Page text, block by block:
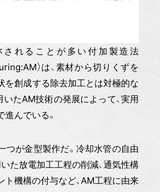
れることが多い付加製造法
）は、素材から切りくずを
を創成する除去加工とは対極的な
いたAM技術の発展によって、実用
んでいる。
つが金型製作だ。冷却水管の自由
た放電加工工程の削減、通気性構
機構の付与など、AM工程に由来